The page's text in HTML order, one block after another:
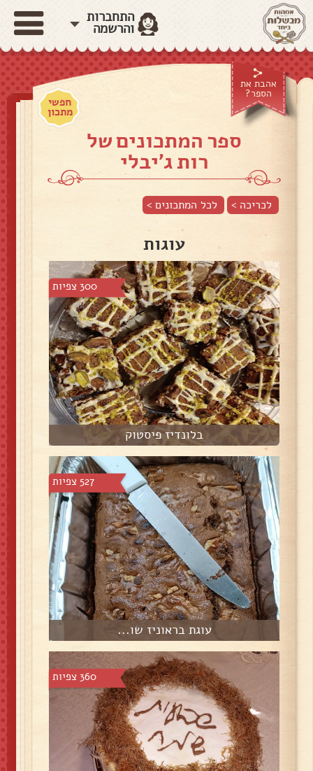
התחברות
והרשמה
אהבת את
הספר?
חפשי
מתכון
ספר המתכונים של
רות ג'יבלי
לכריכה > לכל המתכונים >
עוגות
300 צפיות
בלונדיז פיסטוק
527 צפיות
עוגת בראוניז שו...
360 צפיות